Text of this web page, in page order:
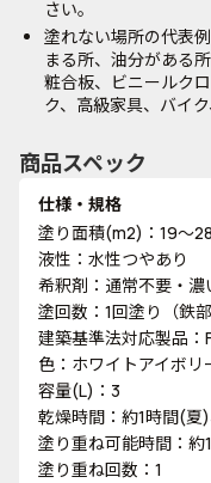
さい。
塗れない場所の代表
まる所、油分がある
粧合板、ビニールク
ク、高級家具、バイ
商品スペック
仕様・規格
塗り面積(m2)：19～
液性：水性つやあり
希釈剤：通常不要・
塗回数：1回塗り（鉄部
建築基準法対応製
色：ホワイトアイボリ
容量(L)：3
乾燥時間：約1時間(夏
塗り重ね可能時間：
塗り重ね回数：1